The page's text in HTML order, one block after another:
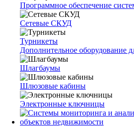
Программное обеспечение
Сетевые СКУД
Турникеты
Дополнительное оборудование
Шлагбаумы
Шлюзовые кабины
Электронные ключницы